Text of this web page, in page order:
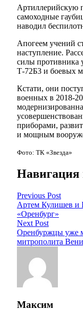
Артиллерийскую
самоходные
наводил
Апогеем учений
наступление.
силы противника
Т-72Б3 и боевых
Кстати, они
военных в 2018-
приборами,
и мощным
Фото: ТК «Звезда»
Навигация
Previous Post
Артем Кулишев
«Оренбург»
Next Post
Оренбуржцы уже
митрополита
Максим